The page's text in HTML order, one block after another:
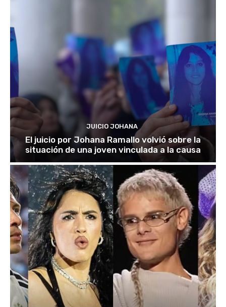
JUICIO JOHANA
El juicio por Johana Ramallo volvió sobre la
situación de una joven vinculada a la causa